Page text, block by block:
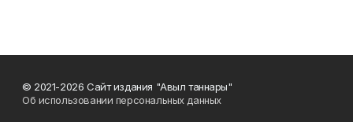
© 2021-2026 Сайт издания "Авыл таннары"
Об использовании персональных данных